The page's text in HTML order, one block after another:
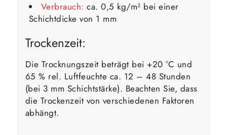
Verbrauch: ca. 0,5 kg/m² bei einer
Schichtdicke von 1 mm
Trockenzeit:
Die Trocknungszeit beträgt bei +20 °C und
65 % rel. Luftfeuchte ca. 12 – 48 Stunden
(bei 3 mm Schichtstärke). Beachten Sie, dass
die Trockenzeit von verschiedenen Faktoren
abhängt.